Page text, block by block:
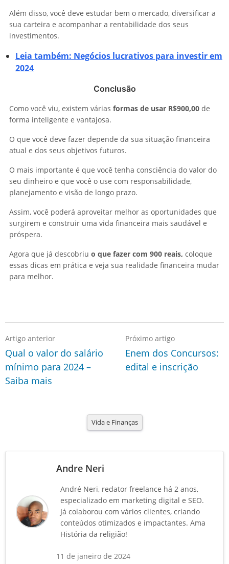
Além disso, você deve estudar bem o mercado, diversificar a
sua carteira e acompanhar a rentabilidade dos seus
investimentos.
Leia também: Negócios lucrativos para investir em
2024
Conclusão
Como você viu, existem várias formas de usar R$900,00 de
forma inteligente e vantajosa.
O que você deve fazer depende da sua situação financeira
atual e dos seus objetivos futuros.
O mais importante é que você tenha consciência do valor do
seu dinheiro e que você o use com responsabilidade,
planejamento e visão de longo prazo.
Assim, você poderá aproveitar melhor as oportunidades que
surgirem e construir uma vida financeira mais saudável e
próspera.
Agora que já descobriu o que fazer com 900 reais, coloque
essas dicas em prática e veja sua realidade financeira mudar
para melhor.
Artigo anterior
Qual o valor do salário
mínimo para 2024 –
Saiba mais
Próximo artigo
Enem dos Concursos:
edital e inscrição
Vida e Finanças
Andre Neri
André Neri, redator freelance há 2 anos,
especializado em marketing digital e SEO.
Já colaborou com vários clientes, criando
conteúdos otimizados e impactantes. Ama
História da religião!
11 de janeiro de 2024